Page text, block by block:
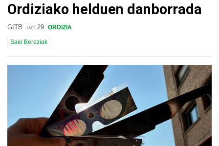
Ordiziako helduen danborrada
GITB uzt 29 ORDIZIA
Saio Bereziak